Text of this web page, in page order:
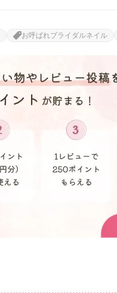
お呼ばれブライダルネイル